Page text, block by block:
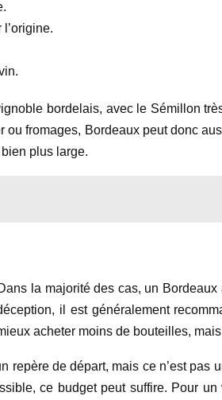
bordelais, avec le Sémillon
fromages, Bordeaux peut donc
plus large.
la majorité des cas, un
il est généralement
acheter moins de bouteilles,
repère de départ, mais ce n’est
ce budget peut suffire. Pour